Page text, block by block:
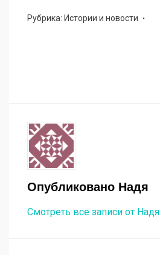
Рубрика: Истории и новости
Опубликовано Надя
Смотреть все записи от Надя